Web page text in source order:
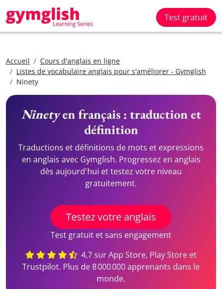
Test gratuit
Accueil
Cours d'anglais en ligne
Listes de vocabulaire anglais pour s'améliorer - Gymglish
Ninety
Ninetyen français : traduction et
définition
Traductions et définitions de mots et expressions
en anglais avec Gymglish. Progressez en anglais
dès aujourd'hui et testez votre niveau
gratuitement.
Testez votre anglais
Test gratuit et sans engagement
4,7 sur App Store, Play Store et
Trustpilot. Plus de 8 000 000 apprenants dans le
monde.